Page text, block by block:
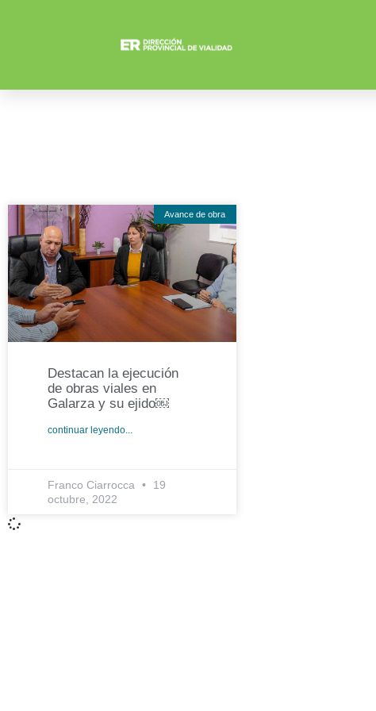
Avance de obra
Destacan la ejecución
de obras viales en
Galarza y su ejido￼
continuar leyendo...
Franco Ciarrocca
19
octubre, 2022